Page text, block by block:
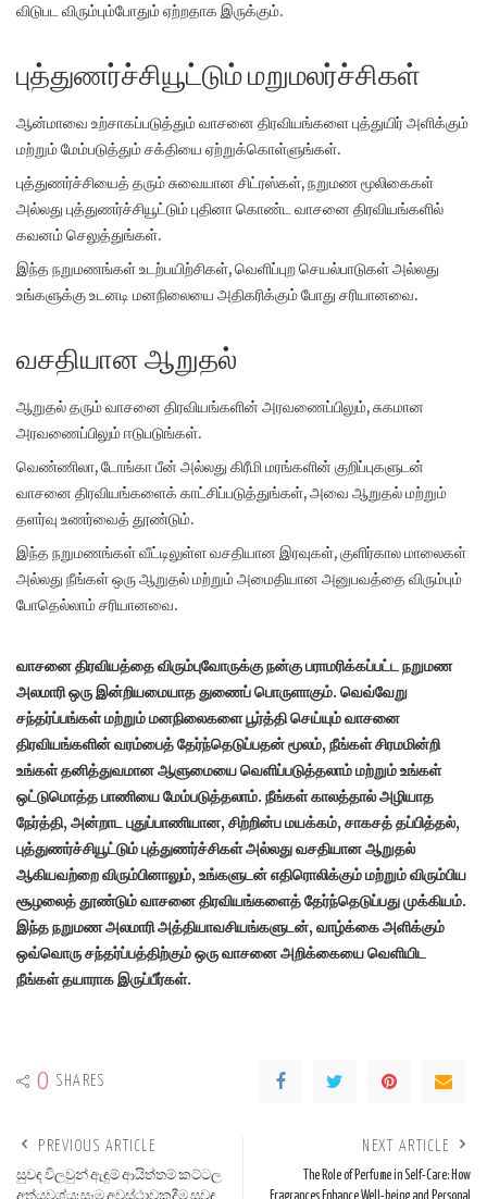
விடுபட விரும்பும்போதும் ஏற்றதாக இருக்கும்.
புத்துணர்ச்சியூட்டும் மறுமலர்ச்சிகள்
ஆன்மாவை உற்சாகப்படுத்தும் வாசனை திரவியங்களை புத்துயிர் அளிக்கும்
மற்றும் மேம்படுத்தும் சக்தியை ஏற்றுக்கொள்ளுங்கள்.
புத்துணர்ச்சியைத் தரும் சுவையான சிட்ரஸ்கள், நறுமண மூலிகைகள்
அல்லது புத்துணர்ச்சியூட்டும் புதினா கொண்ட வாசனை திரவியங்களில்
கவனம் செலுத்துங்கள்.
இந்த நறுமணங்கள் உடற்பயிற்சிகள், வெளிப்புற செயல்பாடுகள் அல்லது
உங்களுக்கு உடனடி மனநிலையை அதிகரிக்கும் போது சரியானவை.
வசதியான ஆறுதல்
ஆறுதல் தரும் வாசனை திரவியங்களின் அரவணைப்பிலும், சுகமான
அரவணைப்பிலும் ஈடுபடுங்கள்.
வெண்ணிலா, டோங்கா பீன் அல்லது கிரீமி மரங்களின் குறிப்புகளுடன்
வாசனை திரவியங்களைக் காட்சிப்படுத்துங்கள், அவை ஆறுதல் மற்றும்
தளர்வு உணர்வைத் தூண்டும்.
இந்த நறுமணங்கள் வீட்டிலுள்ள வசதியான இரவுகள், குளிர்கால மாலைகள்
அல்லது நீங்கள் ஒரு ஆறுதல் மற்றும் அமைதியான அனுபவத்தை விரும்பும்
போதெல்லாம் சரியானவை.
வாசனை திரவியத்தை விரும்புவோருக்கு நன்கு பராமரிக்கப்பட்ட நறுமண
அலமாரி ஒரு இன்றியமையாத துணைப் பொருளாகும். வெவ்வேறு
சந்தர்ப்பங்கள் மற்றும் மனநிலைகளை பூர்த்தி செய்யும் வாசனை
திரவியங்களின் வரம்பைத் தேர்ந்தெடுப்பதன் மூலம், நீங்கள் சிரமமின்றி
உங்கள் தனித்துவமான ஆளுமையை வெளிப்படுத்தலாம் மற்றும் உங்கள்
ஒட்டுமொத்த பாணியை மேம்படுத்தலாம். நீங்கள் காலத்தால் அழியாத
நேர்த்தி, அன்றாட புதுப்பாணியான, சிற்றின்ப மயக்கம், சாகசத் தப்பித்தல்,
புத்துணர்ச்சியூட்டும் புத்துணர்ச்சிகள் அல்லது வசதியான ஆறுதல்
ஆகியவற்றை விரும்பினாலும், உங்களுடன் எதிரொலிக்கும் மற்றும் விரும்பிய
சூழலைத் தூண்டும் வாசனை திரவியங்களைத் தேர்ந்தெடுப்பது முக்கியம்.
இந்த நறுமண அலமாரி அத்தியாவசியங்களுடன், வாழ்க்கை அளிக்கும்
ஒவ்வொரு சந்தர்ப்பத்திற்கும் ஒரு வாசனை அறிக்கையை வெளியிட
நீங்கள் தயாராக இருப்பீர்கள்.
0 SHARES
PREVIOUS ARTICLE
සුවඳ විලවුන් ඇඳුම් ආයිත්තම් කට්ටල
NEXT ARTICLE
The Role of Perfume in Self-Care: How